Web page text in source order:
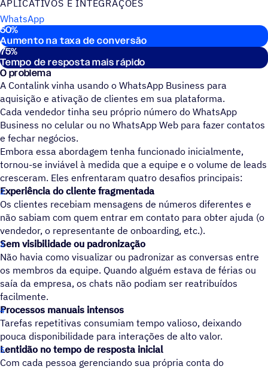
APLICATIVOS E INTEGRAÇÕES
WhatsApp
Estatísticas principais
50%
Aumento na taxa de conversão
75%
Tempo de resposta mais rápido
O problema
A Contalink vinha usando o WhatsApp Business para
aquisição e ativação de clientes em sua plataforma.
Cada vendedor tinha seu próprio número do WhatsApp
Business no celular ou no WhatsApp Web para fazer contatos
e fechar negócios.
Embora essa abordagem tenha funcionado inicialmente,
tornou-se inviável à medida que a equipe e o volume de leads
cresceram. Eles enfrentaram quatro desafios principais:
Experiência do cliente fragmentada
Os clientes recebiam mensagens de números diferentes e
não sabiam com quem entrar em contato para obter ajuda (o
vendedor, o representante de onboarding, etc.).
Sem visibilidade ou padronização
Não havia como visualizar ou padronizar as conversas entre
os membros da equipe. Quando alguém estava de férias ou
saía da empresa, os chats não podiam ser reatribuídos
facilmente.
Processos manuais intensos
Tarefas repetitivas consumiam tempo valioso, deixando
pouca disponibilidade para interações de alto valor.
Lentidão no tempo de resposta inicial
Com cada pessoa gerenciando sua própria conta do